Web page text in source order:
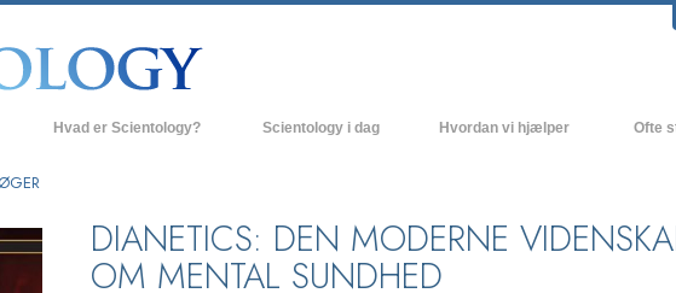
Hvad er Scientology?
Hvad scientologer siger om Scientology
Scientology i dag
Avancerede Organisationer
Hvordan vi hjælper Ofte
DIANETICS: DEN MODERNE
OM MENTAL SUNDHED